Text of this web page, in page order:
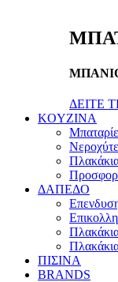
ΔΕΙΤΕ
KOYZINA
ΔΑΠΕΔΟ
ΠΙΣΙΝΑ
BRANDS